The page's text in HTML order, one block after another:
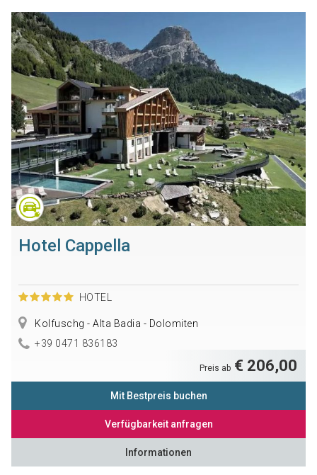
Hotel Cappella
HOTEL
Kolfuschg - Alta Badia - Dolomiten
+39 0471 836183
Preis ab € 206,00
Mit Bestpreis buchen
Verfügbarkeit anfragen
Informationen